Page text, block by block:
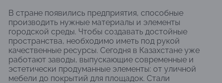
В стране появились предприятия, способные
производить нужные материалы и элементы
городской среды. Чтобы создавать достойные
пространства, необходимо иметь под рукой
качественные ресурсы. Сегодня в Казахстане уже
работают заводы, выпускающие современные и
эстетически продуманные элементы: от уличной
мебели до покрытий для площадок. Стали